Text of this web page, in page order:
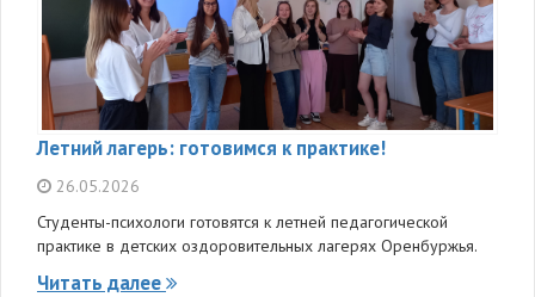
Летний лагерь: готовимся к практике!
26.05.2026
Студенты-психологи готовятся к летней педагогической
практике в детских оздоровительных лагерях Оренбуржья.
Читать далее